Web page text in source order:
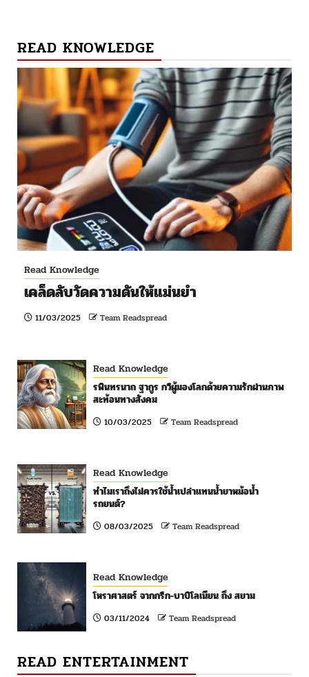
READ KNOWLEDGE
Read Knowledge
เคล็ดลับวัดความดันให้แม่นยำ
11/03/2025 Team Readspread
Read Knowledge
รพินทรนาถ ฐากูร กวีผู้มองโลกด้วยความรักผ่านภาพ
สะท้อนทางสังคม
10/03/2025 Team Readspread
Read Knowledge
ทำไมเราถึงไม่ควรใช้น้ำเปล่าแทนน้ำยาหม้อน้ำ
รถยนต์?
08/03/2025 Team Readspread
Read Knowledge
โหราศาสตร์ จากกรีก-บาบิโลเนียน ถึง สยาม
03/11/2024 Team Readspread
READ ENTERTAINMENT